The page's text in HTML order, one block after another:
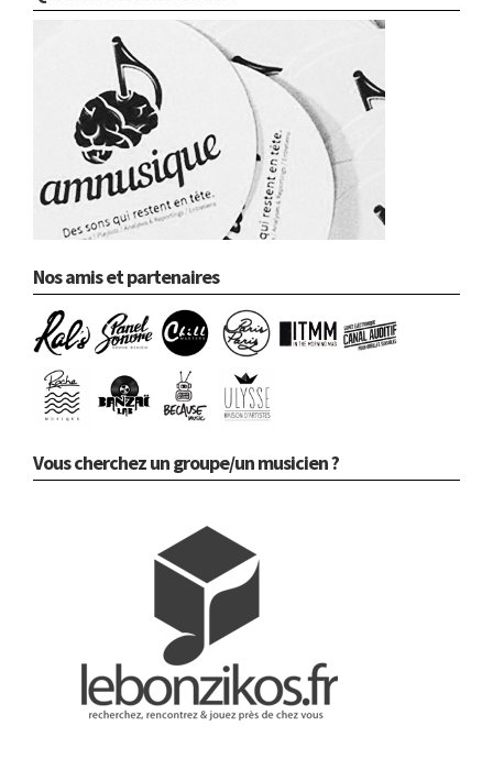
Nos amis et partenaires
Vous cherchez un groupe/un musicien ?